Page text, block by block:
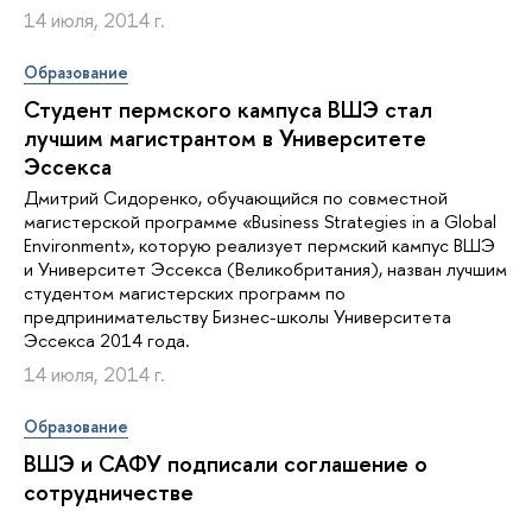
14 июля, 2014 г.
Образование
Студент пермского кампуса ВШЭ стал
лучшим магистрантом в Университете
Эссекса
Дмитрий Сидоренко, обучающийся по совместной
магистерской программе «Business Strategies in a Global
Environment», которую реализует пермский кампус ВШЭ
и Университет Эссекса (Великобритания), назван лучшим
студентом магистерских программ по
предпринимательству Бизнес-школы Университета
Эссекса 2014 года.
14 июля, 2014 г.
Образование
ВШЭ и САФУ подписали соглашение о
сотрудничестве